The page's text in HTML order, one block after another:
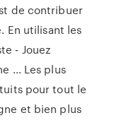
de contribuer
En utilisant les
- Jouez
... Les plus
pour tout le
et bien plus